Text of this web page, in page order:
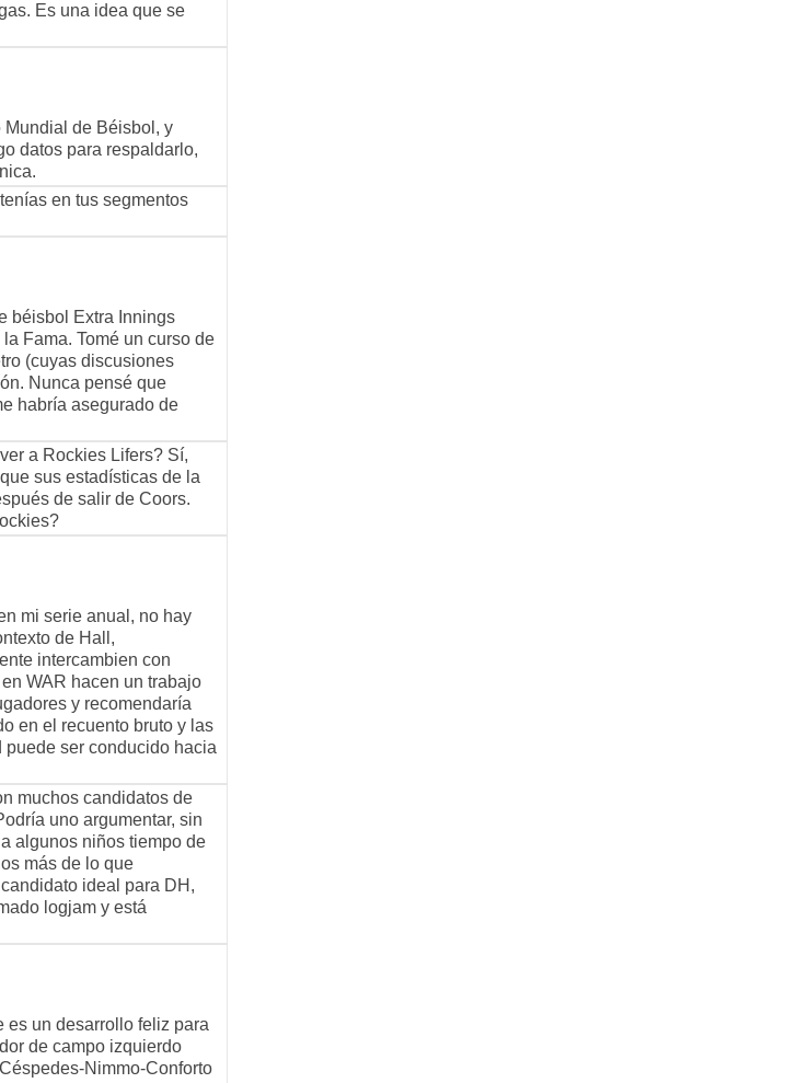
Es una idea que se
de Béisbol, y
datos para respaldarlo,
en tus segmentos
béisbol Extra Innings
Fama. Tomé un curso de
(cuyas discusiones
Nunca pensé que
habría asegurado de
a Rockies Lifers? Sí,
sus estadísticas de la
de salir de Coors.
mi serie anual, no hay
de Hall,
intercambien con
WAR hacen un trabajo
y recomendaría
en el recuento bruto y las
ser conducido hacia
muchos candidatos de
uno argumentar, sin
algunos niños tiempo de
más de lo que
ideal para DH,
logjam y está
es un desarrollo feliz para
de campo izquierdo
Nimmo-Conforto